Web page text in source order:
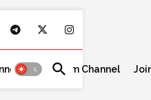
Telegram Channel